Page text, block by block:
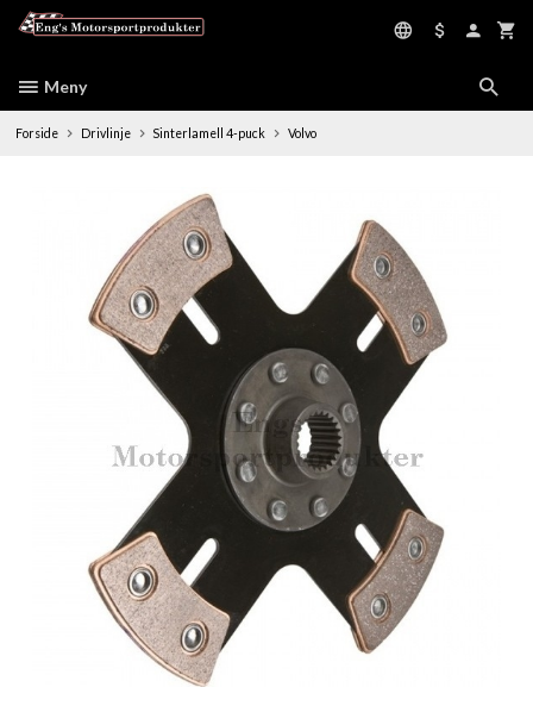
Meny
Forside Drivlinje Sinterlamell 4-puck Volvo